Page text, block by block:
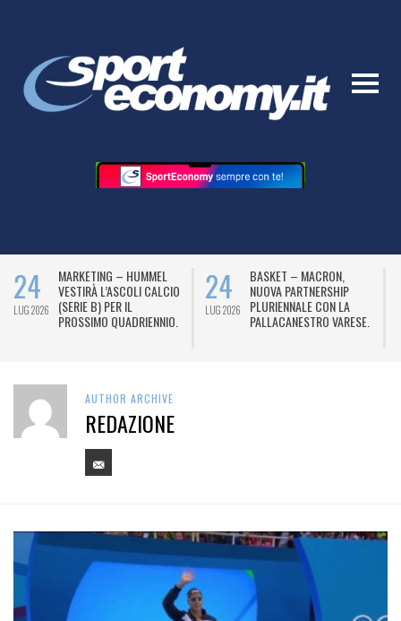
24
LUG 2026
MARKETING – HUMMEL
VESTIRÀ L’ASCOLI CALCIO
(SERIE B) PER IL
PROSSIMO QUADRIENNIO.
24
LUG 2026
BASKET – MACRON,
NUOVA PARTNERSHIP
PLURIENNALE CON LA
PALLACANESTRO VARESE.
AUTHOR ARCHIVE
REDAZIONE